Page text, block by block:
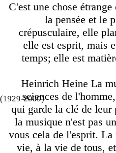
(1929-2009)
C'est une chose
la pensée et le
crépusculaire, elle
elle est esprit, mais
temps; elle est
Heinrich Heine La
sciences de
qui garde la clé de leur
la musique n'est pas
vous cela de l'esprit. La
vie, à la vie de tous,